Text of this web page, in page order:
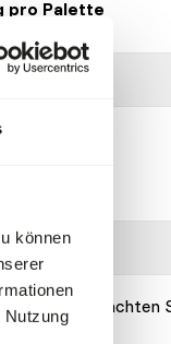
können
Nutzung
pro Palette
Bitte beachten